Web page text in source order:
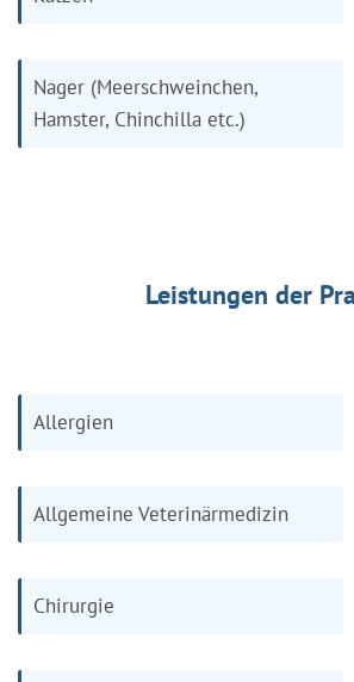
Nager (Meerschweinchen,
Hamster, Chinchilla etc.)
Leistungen der
Allergien
Allgemeine Veterinärmedizin
Chirurgie